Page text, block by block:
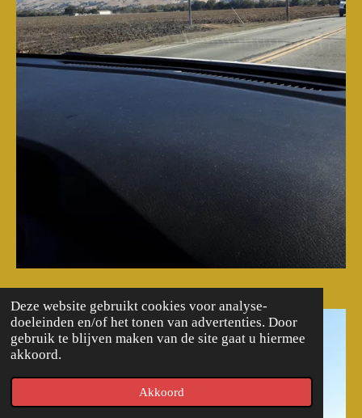
Deze website gebruikt cookies voor analyse-
doeleinden en/of het tonen van advertenties. Door
gebruik te blijven maken van de site gaat u hiermee
akkoord.
Akkoord